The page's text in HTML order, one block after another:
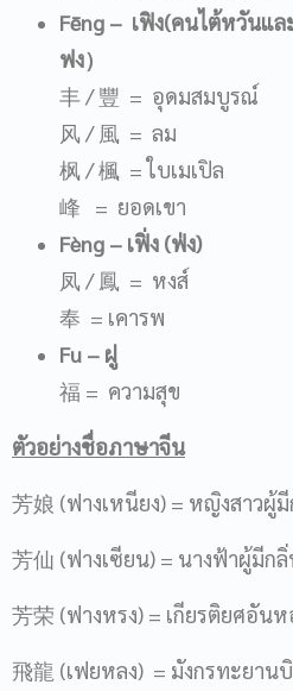
Fēng – เฟิง(คนไต้หวันแล
ฟง）
丰 / 豐 = อุดมสมบูรณ์
风 / 風 = ลม
枫 / 楓 = ใบเมเปิล
峰 = ยอดเขา
Fèng – เฟิ่ง (ฟ่ง)
凤 / 鳳 = หงส์
奉 = เคารพ
Fu – ฝู
福 = ความสุข
ตัวอย่างชื่อภาษาจีน
芳娘 (ฟางเหนียง) = หญิงสาวผู้
芳仙 (ฟางเซียน) = นางฟ้าผู้มีก
芳荣 (ฟางหรง) = เกียรติยศอัน
飛龍 (เฟยหลง) = มังกรทะยาน